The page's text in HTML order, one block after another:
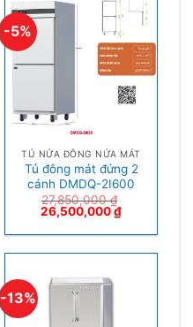
-5%
TỦ NỬA ĐÔNG NỬA MÁT
Tủ đông mát đứng 2
cánh DMDQ-2I600
27,850,000₫
26,500,000₫
-13%